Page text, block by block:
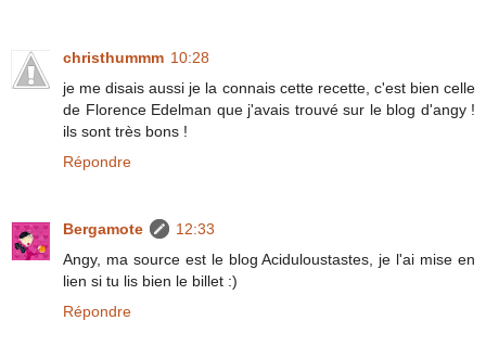
christhummm 10:28
je me disais aussi je la connais cette recette, c'est bien celle
de Florence Edelman que j'avais trouvé sur le blog d'angy !
ils sont très bons !
Répondre
Bergamote
12:33
Angy, ma source est le blog Aciduloustastes, je l'ai mise en
lien si tu lis bien le billet :)
Répondre